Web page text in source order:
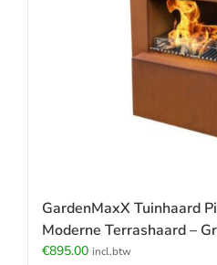
GardenMaxX Tuinhaard
Moderne Terrashaard –
€895.00 incl.btw